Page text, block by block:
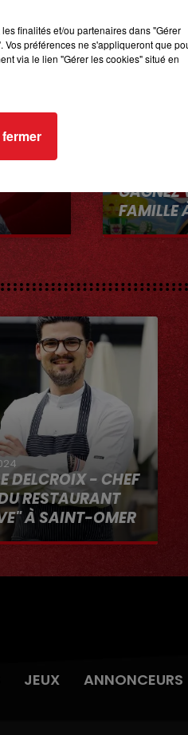
GAGNEZ
FAMILLE
DELCROIX - CHEF
RESTAURANT
À SAINT-OMER
dans "RDL ET
JEUX ANNONCEURS
finalités et/ou partenaires dans "Gérer
préférences ne s'appliqueront que
via le lien "Gérer les cookies" situé en